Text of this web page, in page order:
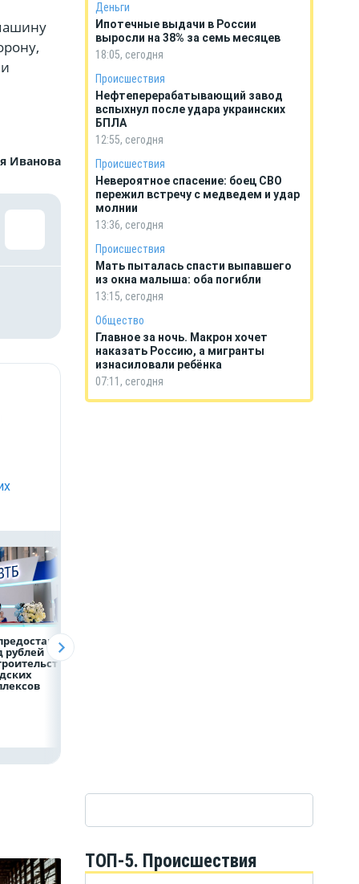
Иванова
4,9
рублей
Деньги
Ипотечные выдачи в России
выросли на 38% за семь месяцев
18:05, сегодня
Происшествия
Нефтеперерабатывающий завод
вспыхнул после удара украинских
БПЛА
12:55, сегодня
Происшествия
Невероятное спасение: боец СВО
пережил встречу с медведем и удар
молнии
13:36, сегодня
Происшествия
Мать пыталась спасти выпавшего
из окна малыша: оба погибли
13:15, сегодня
Общество
Главное за ночь. Макрон хочет
наказать Россию, а мигранты
изнасиловали ребёнка
07:11, сегодня
ТОП-5. Происшествия